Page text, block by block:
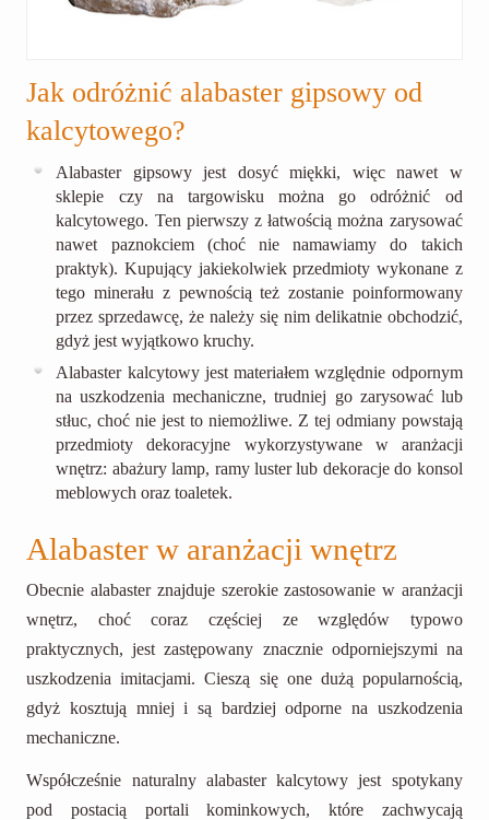
Jak odróżnić alabaster gipsowy od
kalcytowego?
Alabaster gipsowy jest dosyć miękki, więc nawet w
sklepie czy na targowisku można go odróżnić od
kalcytowego. Ten pierwszy z łatwością można zarysować
nawet paznokciem (choć nie namawiamy do takich
praktyk). Kupujący jakiekolwiek przedmioty wykonane z
tego minerału z pewnością też zostanie poinformowany
przez sprzedawcę, że należy się nim delikatnie obchodzić,
gdyż jest wyjątkowo kruchy.
Alabaster kalcytowy jest materiałem względnie odpornym
na uszkodzenia mechaniczne, trudniej go zarysować lub
stłuc, choć nie jest to niemożliwe. Z tej odmiany powstają
przedmioty dekoracyjne wykorzystywane w aranżacji
wnętrz: abażury lamp, ramy luster lub dekoracje do konsol
meblowych oraz toaletek.
Alabaster w aranżacji wnętrz
Obecnie alabaster znajduje szerokie zastosowanie w aranżacji
wnętrz, choć coraz częściej ze względów typowo
praktycznych, jest zastępowany znacznie odporniejszymi na
uszkodzenia imitacjami. Cieszą się one dużą popularnością,
gdyż kosztują mniej i są bardziej odporne na uszkodzenia
mechaniczne.
Współcześnie naturalny alabaster kalcytowy jest spotykany
pod postacią portali kominkowych, które zachwycają